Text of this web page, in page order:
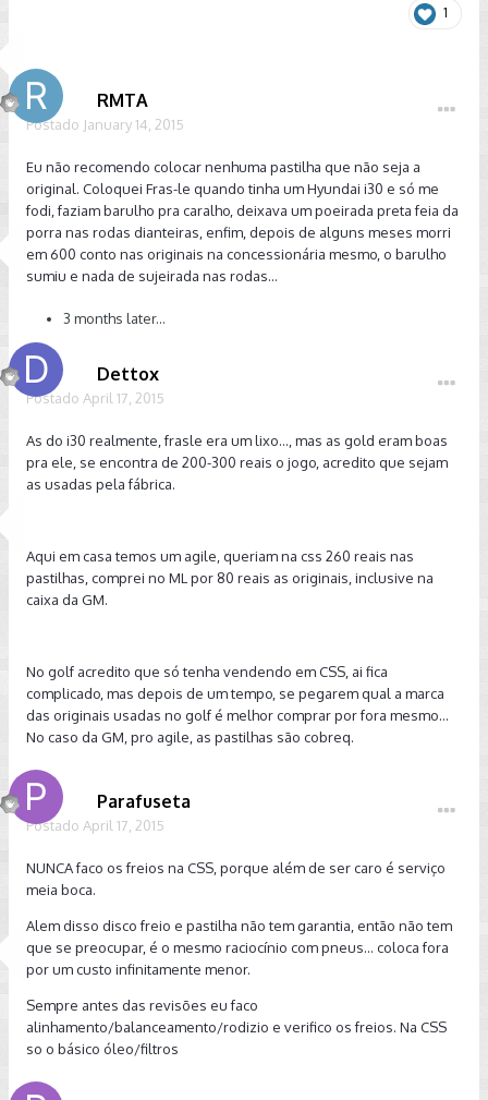
1
RMTA
Postado January 14, 2015
Eu não recomendo colocar nenhuma pastilha que não seja a
original. Coloquei Fras-le quando tinha um Hyundai i30 e só me
fodi, faziam barulho pra caralho, deixava um poeirada preta feia da
porra nas rodas dianteiras, enfim, depois de alguns meses morri
em 600 conto nas originais na concessionária mesmo, o barulho
sumiu e nada de sujeirada nas rodas...
3 months later...
Dettox
Postado April 17, 2015
As do i30 realmente, frasle era um lixo..., mas as gold eram boas
pra ele, se encontra de 200-300 reais o jogo, acredito que sejam
as usadas pela fábrica.
Aqui em casa temos um agile, queriam na css 260 reais nas
pastilhas, comprei no ML por 80 reais as originais, inclusive na
caixa da GM.
No golf acredito que só tenha vendendo em CSS, ai fica
complicado, mas depois de um tempo, se pegarem qual a marca
das originais usadas no golf é melhor comprar por fora mesmo...
No caso da GM, pro agile, as pastilhas são cobreq.
Parafuseta
Postado April 17, 2015
NUNCA faco os freios na CSS, porque além de ser caro é serviço
meia boca.
Alem disso disco freio e pastilha não tem garantia, então não tem
que se preocupar, é o mesmo raciocínio com pneus... coloca fora
por um custo infinitamente menor.
Sempre antes das revisões eu faco
alinhamento/balanceamento/rodizio e verifico os freios. Na CSS
so o básico óleo/filtros